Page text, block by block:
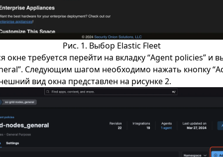
Рис. 1. Выбор Elastic Fleet
окне требуется перейти на вкладку “Agent policies” и
Следующим шагом необходимо нажать кнопку
вид окна представлен на рисунке 2.